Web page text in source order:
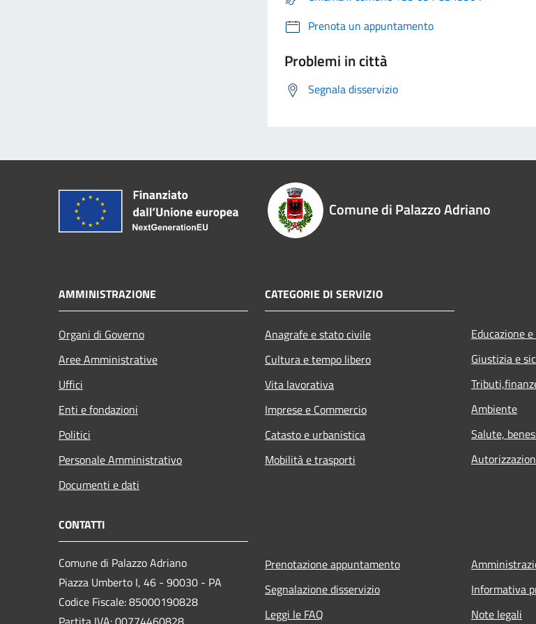
Prenota un appuntamento
Problemi in città
Segnala disservizio
Comune di Palazzo Adriano
AMMINISTRAZIONE
Organi di Governo
Aree Amministrative
Uffici
Enti e fondazioni
Politici
Personale Amministrativo
Documenti e dati
CATEGORIE DI SERVIZIO
Anagrafe e stato civile
Cultura e tempo libero
Vita lavorativa
Imprese e Commercio
Catasto e urbanistica
Mobilità e trasporti
Educazione
Giustizia e
Ambiente
Salute,
CONTATTI
Comune di Palazzo Adriano
Piazza Umberto I, 46 - 90030 - PA
Codice Fiscale: 85000190828
Prenotazione appuntamento
Segnalazione disservizio
Leggi le FAQ
Informativa
Note legali